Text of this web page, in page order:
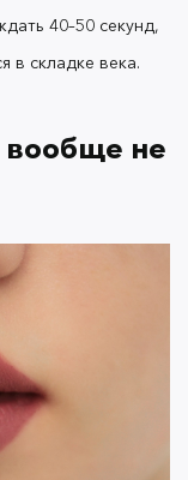
воздушной
и
промокнуть
быстрее
может не
40–50 секунд,
в складке века.
вообще не